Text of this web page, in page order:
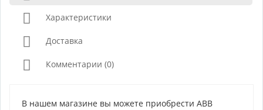
Характеристики
Доставка
Комментарии (0)
В нашем магазине вы можете приобрести ABB